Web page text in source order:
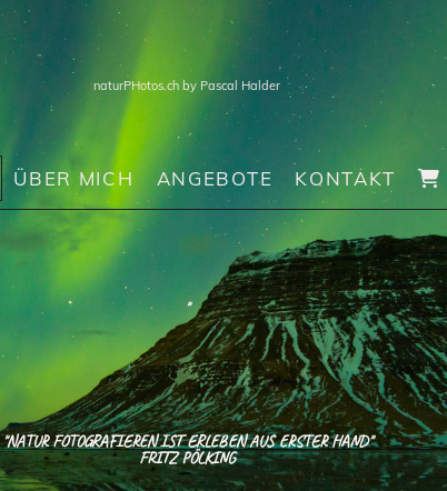
naturPHotos.ch by Pascal Halder
ÜBER MICH ANGEBOTE KONTAKT
"
"NATUR FOTOGRAFIEREN IST ERLEBEN AUS ERSTER HAND"
FRITZ PÖLKING